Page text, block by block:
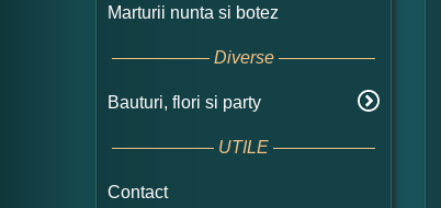
Marturii nunta si botez
Diverse
Bauturi, flori si party
UTILE
Contact